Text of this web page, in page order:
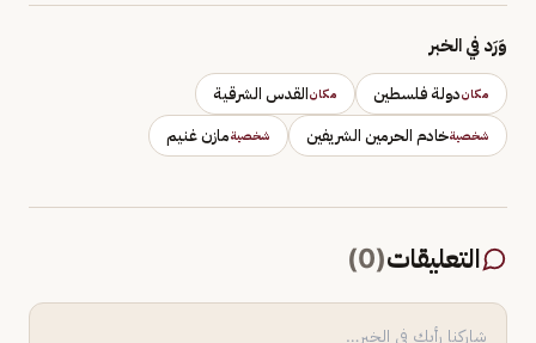
وَرَد في الخبر
مكاندولة فلسطين مكانالقدس الشرقية
شخصيةخادم الحرمين الشريفين شخصيةمازن غنيم
التعليقات(
0
)